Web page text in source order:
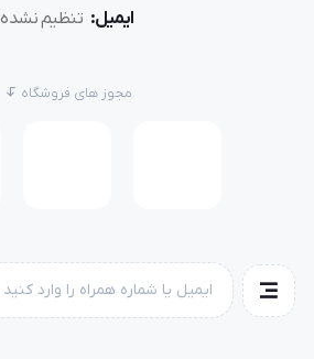
ایمیل: تنظیم نشده
مجوز های فروشگاه